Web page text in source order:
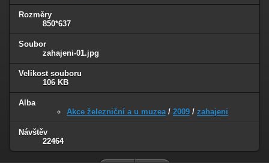
Rozměry
850*637
Soubor
zahajeni-01.jpg
Velikost souboru
106 KB
Alba
Akce železniční a u muzea / 2009 / zahajeni
Návštěv
22464